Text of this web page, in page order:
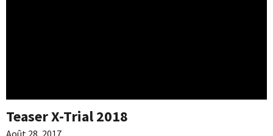
Teaser X-Trial 2018
Août 28, 2017